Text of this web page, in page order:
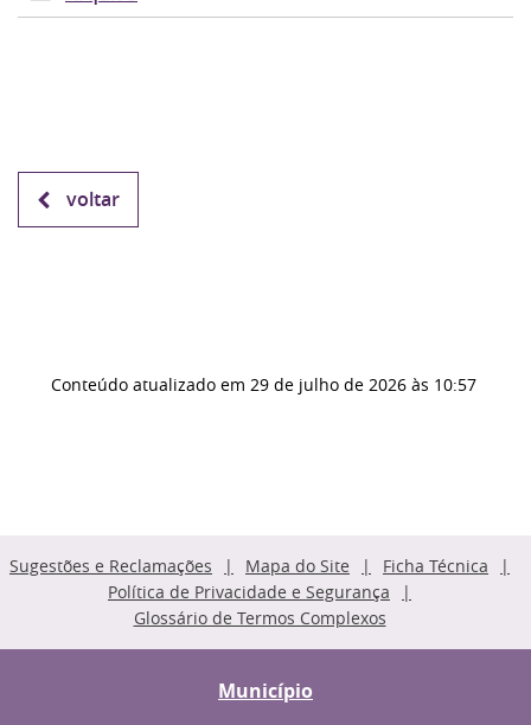
voltar
Conteúdo atualizado em 29 de julho de 2026 às 10:57
Sugestões e Reclamações Mapa do Site
Ficha Técnica
Política de Privacidade e Segurança
Glossário de Termos Complexos
Município